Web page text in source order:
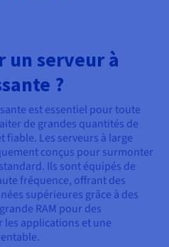
un serveur à
?
est essentiel pour toute
de grandes quantités de
fiable. Les serveurs à large
conçus pour surmonter
Ils sont équipés de
fréquence, offrant des
supérieures grâce à des
RAM pour des
applications et une